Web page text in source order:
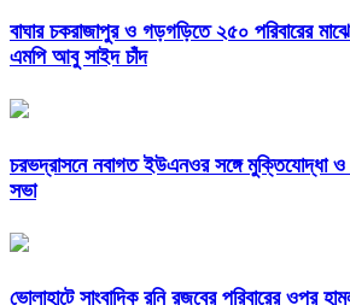
বাঘার চকরাজাপুর ও গড়গড়িতে ২৫০ পরিবারের
এমপি আবু সাইদ চাঁদ
চরভদ্রাসনে নবাগত ইউএনওর সঙ্গে মুক্তিযোদ্ধা ও
সভা
ভোলাহাটে সাংবাদিক রনি রজবের পরিবারের ওপর